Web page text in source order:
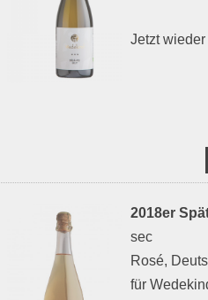
Jetzt
2018er
sec
Rosé,
für